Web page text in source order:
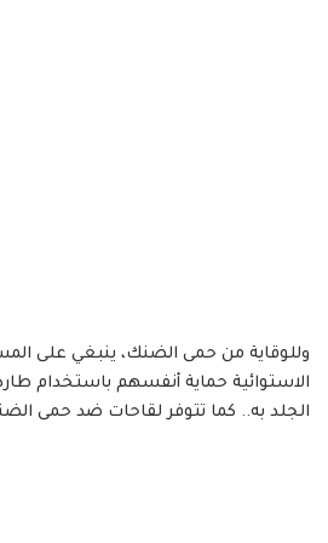
وللوقاية من حمى الضنك، ينبغي على
الاستوائية حماية أنفسهم باستخدام
الجلد به.. كما تتوفر لقاحات ضد حمى